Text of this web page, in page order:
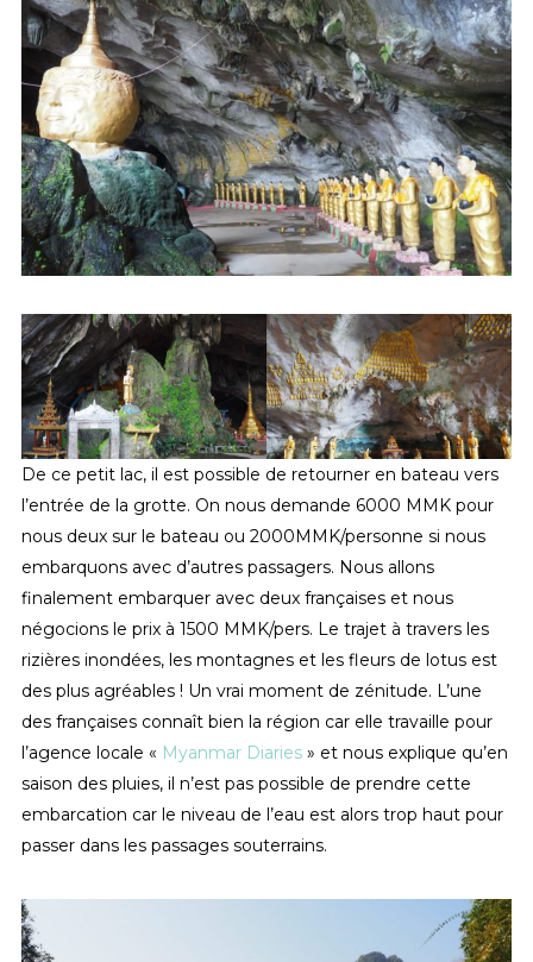
De ce petit lac, il est possible de retourner en bateau vers
l’entrée de la grotte. On nous demande 6000 MMK pour
nous deux sur le bateau ou 2000MMK/personne si nous
embarquons avec d’autres passagers. Nous allons
finalement embarquer avec deux françaises et nous
négocions le prix à 1500 MMK/pers. Le trajet à travers les
rizières inondées, les montagnes et les fleurs de lotus est
des plus agréables ! Un vrai moment de zénitude. L’une
des françaises connaît bien la région car elle travaille pour
l’agence locale « Myanmar Diaries » et nous explique qu’en
saison des pluies, il n’est pas possible de prendre cette
embarcation car le niveau de l’eau est alors trop haut pour
passer dans les passages souterrains.